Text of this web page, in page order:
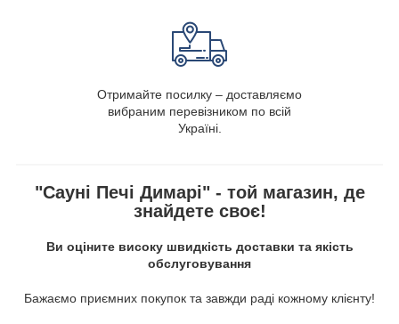
Отримайте посилку – доставляємо
вибраним перевізником по всій
Україні.
"Сауні Печі Димарі" - той магазин, де
знайдете своє!
Ви оціните високу швидкість доставки та якість
обслуговування
Бажаємо приємних покупок та завжди раді кожному клієнту!